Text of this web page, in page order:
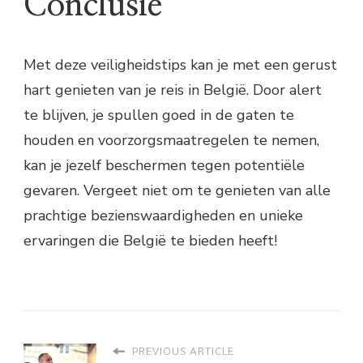
Met deze veiligheidstips kan je met een gerust
hart genieten van je reis in België. Door alert
te blijven, je spullen goed in de gaten te
houden en voorzorgsmaatregelen te nemen,
kan je jezelf beschermen tegen potentiële
gevaren. Vergeet niet om te genieten van alle
prachtige bezienswaardigheden en unieke
ervaringen die België te bieden heeft!
PREVIOUS ARTICLE